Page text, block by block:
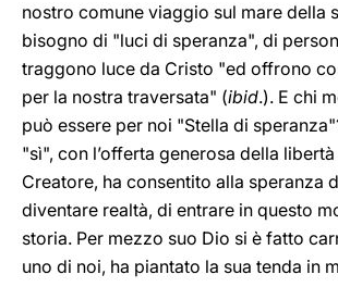
nostro comune viaggio sul mare della
bisogno di "luci di speranza", di
traggono luce da Cristo "ed offrono
per la nostra traversata" (ibid.). E chi
può essere per noi "Stella di
"sì", con l’offerta generosa della
Creatore, ha consentito alla speranza
diventare realtà, di entrare in questo
storia. Per mezzo suo Dio si è fatto
uno di noi, ha piantato la sua tenda in